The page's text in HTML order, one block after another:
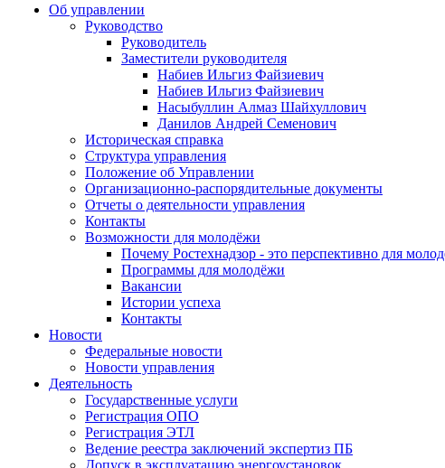
Об управлении
Руководство
Руководитель
Заместители руководителя
Набиев Ильгиз Файзиевич
Набиев Ильгиз Файзиевич
Насыбуллин Алмаз Шайхуллович
Данилов Андрей Семенович
Историческая справка
Структура управления
Положение об Управлении
Организационно-распорядительные документы
Отчеты о деятельности управления
Контакты
Возможности для молодёжи
Почему Ростехнадзор - это перспективно для
Программы для молодёжи
Вакансии
Истории успеха
Контакты
Новости
Федеральные новости
Новости управления
Деятельность
Государственные услуги
Регистрация ОПО
Регистрация ЭТЛ
Ведение реестра заключений экспертиз ПБ
Допуск в эксплуатацию энергоустановок